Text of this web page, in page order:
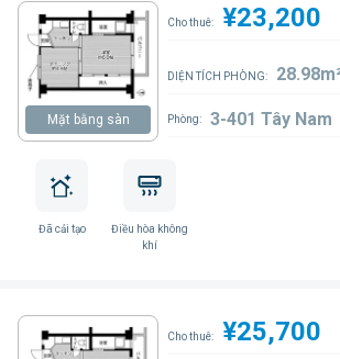
Mặt bằng sàn
Cho thuê: ¥23,200
DIỆN TÍCH PHÒNG:
Phòng: 3-401 Tây Nam
Đã cải tạo
Điều hòa không
khí
Cho thuê: ¥25,700